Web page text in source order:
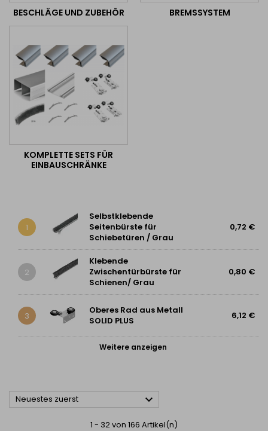
BESCHLÄGE UND ZUBEHÖR BREMSSYSTEM
KOMPLETTE SETS FÜR
EINBAUSCHRÄNKE
1
Selbstklebende
Seitenbürste für
Schiebetüren / Grau
0,72 €
2
Klebende
Zwischentürbürste für
Schienen/ Grau
0,80 €
3
Oberes Rad aus Metall
SOLID PLUS
6,12 €
Weitere anzeigen
Neuestes zuerst 
1 - 32 von 166 Artikel(n)